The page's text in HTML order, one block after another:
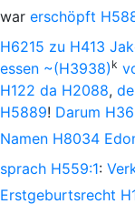
war erschöpft
H6215 zu H413
essen ~(H3938) k
H122 da H2088,
H5889! Darum
Namen H8034
sprach H559:1:
Erstgeburtsrecht